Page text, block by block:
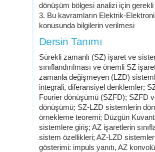
dönüşüm bölgesi analizi için
3. Bu kavramların Elektrik-
konusunda bilgilerin verilmesi
Dersin Tanımı
Sürekli zamanlı (SZ) işaret ve
sınıflandırılması ve önemli SZ
zamanla değişmeyen (LZD)
integrali, diferansiyel denklemler;
Fourier dönüşümü (SZFD); SZFD
dönüşümü; SZ-LZD sistemlerin
örnekleme teoremi; Düzgün
sistemlere giriş; AZ işaretlerin
sistem özellikleri; AZ-LZD
gösterimi: impuls yanıtı, AZ